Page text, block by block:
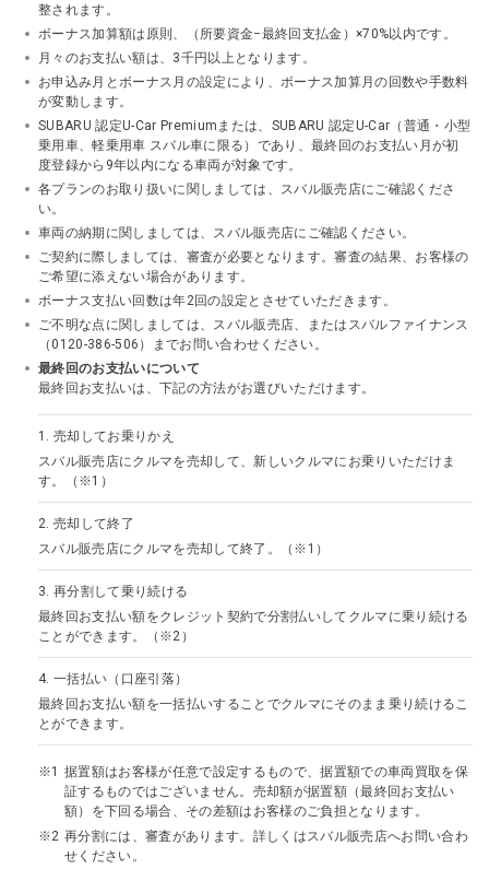
整されます。
ボーナス加算額は原則、（所要資金−最終回支払金）×70%以内です。
月々のお支払い額は、3千円以上となります。
お申込み月とボーナス月の設定により、ボーナス加算月の回数や手数料
が変動します。
SUBARU 認定U-Car Premiumまたは、SUBARU 認定U-Car（普通・小型
乗用車、軽乗用車 スバル車に限る）であり、最終回のお支払い月が初
度登録から9年以内になる車両が対象です。
各プランのお取り扱いに関しましては、スバル販売店にご確認くださ
い。
車両の納期に関しましては、スバル販売店にご確認ください。
ご契約に際しましては、審査が必要となります。審査の結果、お客様の
ご希望に添えない場合があります。
ボーナス支払い回数は年2回の設定とさせていただきます。
ご不明な点に関しましては、スバル販売店、またはスバルファイナンス
（0120-386-506）までお問い合わせください。
最終回のお支払いについて
最終回お支払いは、下記の方法がお選びいただけます。
1. 売却してお乗りかえ
スバル販売店にクルマを売却して、新しいクルマにお乗りいただけま
す。（※1）
2. 売却して終了
スバル販売店にクルマを売却して終了。（※1）
3. 再分割して乗り続ける
最終回お支払い額をクレジット契約で分割払いしてクルマに乗り続ける
ことができます。（※2）
4. 一括払い（口座引落）
最終回お支払い額を一括払いすることでクルマにそのまま乗り続けるこ
とができます。
据置額はお客様が任意で設定するもので、据置額での車両買取を保
証するものではございません。売却額が据置額（最終回お支払い
額）を下回る場合、その差額はお客様のご負担となります。
再分割には、審査があります。詳しくはスバル販売店へお問い合わ
せください。